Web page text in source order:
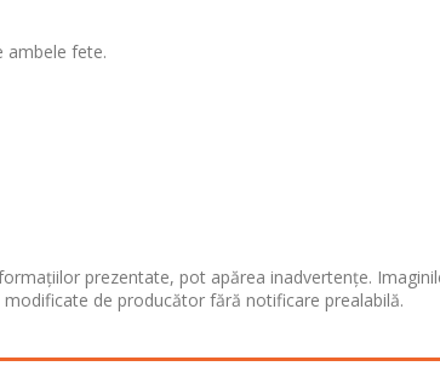
ambele fete.
prezentate, pot apărea inadvertențe.
de producător fără notificare prealabilă.